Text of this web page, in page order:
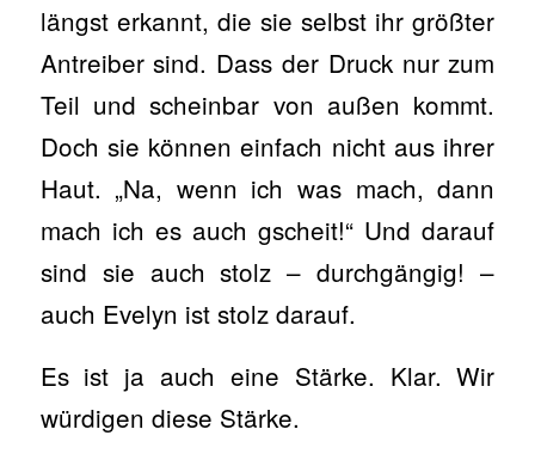
längst erkannt, die sie selbst ihr größter
Antreiber sind. Dass der Druck nur zum
Teil und scheinbar von außen kommt.
Doch sie können einfach nicht aus ihrer
Haut. „Na, wenn ich was mach, dann
mach ich es auch gscheit!“ Und darauf
sind sie auch stolz – durchgängig! –
auch Evelyn ist stolz darauf.
Es ist ja auch eine Stärke. Klar. Wir
würdigen diese Stärke.